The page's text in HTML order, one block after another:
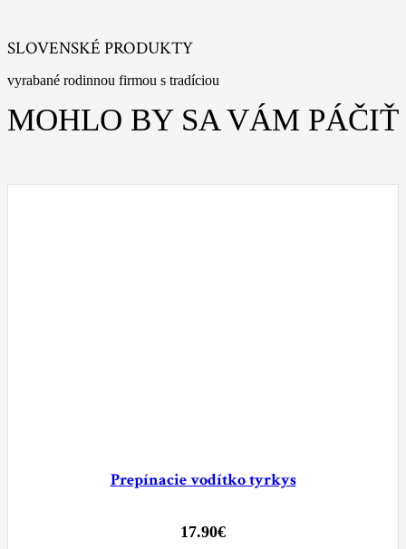
SLOVENSKÉ PRODUKTY
vyrabané rodinnou firmou s tradíciou
MOHLO BY SA VÁM PÁČIŤ
Prepínacie vodítko tyrkys
17.90€